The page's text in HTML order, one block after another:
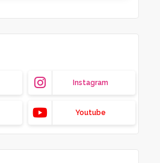
Instagram
Youtube